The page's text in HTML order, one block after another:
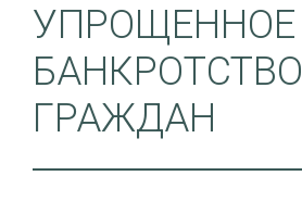
УПРОЩЕННОЕ
БАНКРОТСТВО
ГРАЖДАН